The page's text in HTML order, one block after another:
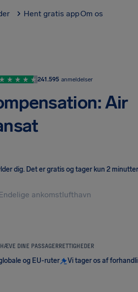
Hent gratis appOm os
241.595 anmeldelser
Air
dig. Det er gratis og tager kun 2
DINE PASSAGERRETTIGHEDER
og EU-ruter Vi tager os af